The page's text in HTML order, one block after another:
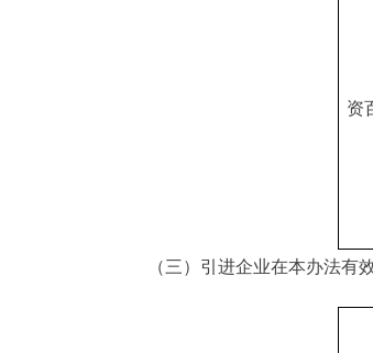
资
（三）引进企业在本办法有效